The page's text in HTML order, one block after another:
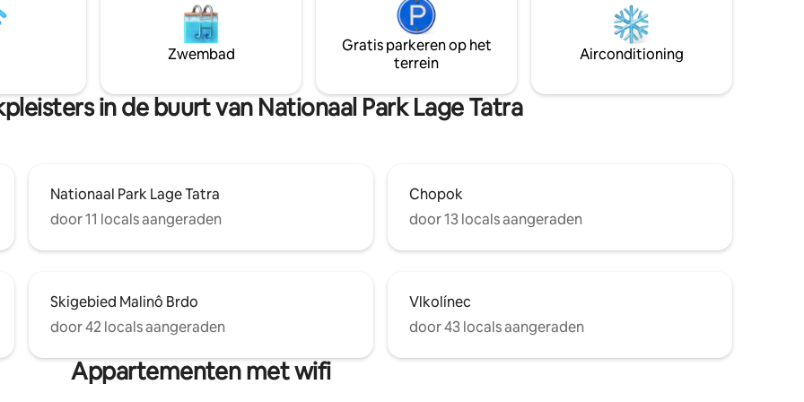
door een prettig verblijf te
een romantisch uitje of een
verblijf. Rust, natuur en
om te ontspannen.
comfortabel voor 2 personen of 2
personen met een kind. Open ruimte
bad, toilet met wastafel in aparte ruimte.
allemaal binnen 30 minuten rijden.
Zwembad
Gratis parkeren op het
terrein
Airconditioning
in de buurt van Nationaal Park Lage Tatra
Nationaal Park Lage Tatra
door 11 locals aangeraden
Chopok
door 13 locals aangeraden
Skigebied Malinô Brdo
door 42 locals aangeraden
Vlkolínec
door 43 locals aangeraden
Appartementen met wifi